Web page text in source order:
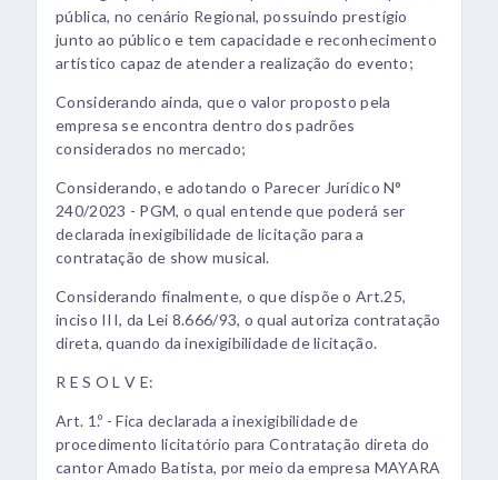
pública, no cenário Regional, possuindo prestígio
junto ao público e tem capacidade e reconhecimento
artístico capaz de atender a realização do evento;
Considerando ainda, que o valor proposto pela
empresa se encontra dentro dos padrões
considerados no mercado;
Considerando, e adotando o Parecer Jurídico N°
240/2023 - PGM, o qual entende que poderá ser
declarada inexigibilidade de licitação para a
contratação de show musical.
Considerando finalmente, o que dispõe o Art.25,
inciso III, da Lei 8.666/93, o qual autoriza contratação
direta, quando da inexigibilidade de licitação.
R E S O L V E:
Art. 1.º - Fica declarada a inexigibilidade de
procedimento licitatório para Contratação direta do
cantor Amado Batista, por meio da empresa MAYARA